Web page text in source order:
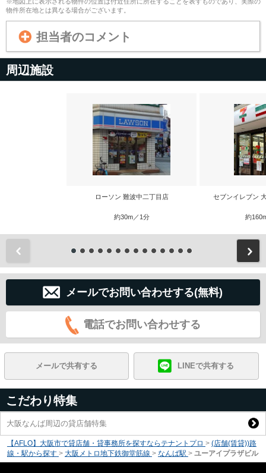
物件所在地とは異なる場合がございます。
担当者のコメント
周辺施設
ローソン 難波中二丁目店
約30m／1分
セブンイレブン
約
メールでお問い合わせする(無料)
電話でお問い合わせする
メールで共有する LINEで共有する
こだわり特集
大阪なんば周辺の貸店舗特集
【AFLO】大阪市で貸店舗・貸事務所を探すならテナントプロ > (店舗(賃貸))路
線・駅から探す > 大阪メトロ地下鉄御堂筋線 > なんば駅 > ユーアイプラザビル